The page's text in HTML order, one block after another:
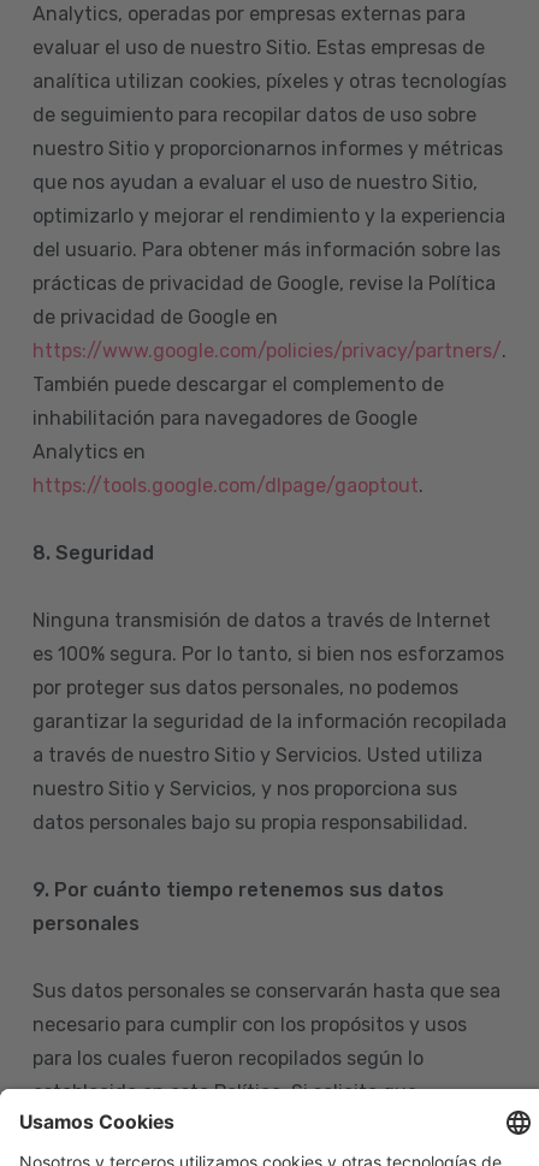
Analytics, operadas por empresas externas para
evaluar el uso de nuestro Sitio. Estas empresas de
analítica utilizan cookies, píxeles y otras tecnologías
de seguimiento para recopilar datos de uso sobre
nuestro Sitio y proporcionarnos informes y métricas
que nos ayudan a evaluar el uso de nuestro Sitio,
optimizarlo y mejorar el rendimiento y la experiencia
del usuario. Para obtener más información sobre las
prácticas de privacidad de Google, revise la Política
de privacidad de Google en
https://www.google.com/policies/privacy/partners/.
También puede descargar el complemento de
inhabilitación para navegadores de Google
Analytics en
https://tools.google.com/dlpage/gaoptout.
8. Seguridad
Ninguna transmisión de datos a través de Internet
es 100% segura. Por lo tanto, si bien nos esforzamos
por proteger sus datos personales, no podemos
garantizar la seguridad de la información recopilada
a través de nuestro Sitio y Servicios. Usted utiliza
nuestro Sitio y Servicios, y nos proporciona sus
datos personales bajo su propia responsabilidad.
9. Por cuánto tiempo retenemos sus datos
personales
Sus datos personales se conservarán hasta que sea
necesario para cumplir con los propósitos y usos
para los cuales fueron recopilados según lo
establecido en esta Política. Si solicita que
eliminemos sus datos personales de nuestras bases
de datos, tenga en cuenta que igualmente